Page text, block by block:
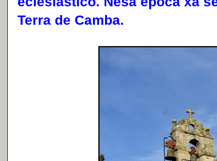
Terra de Camba.